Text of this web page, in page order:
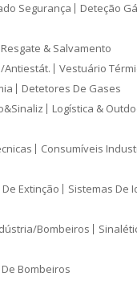
Segurança Deteção
Resgate & Salvamento
Antiestát. Vestuário
Detetores De Gases
Logística &
Consumíveis
Extinção Sistemas De
Bombeiros
Bombeiros